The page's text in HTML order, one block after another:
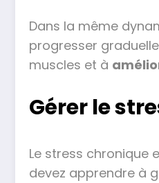
Dans la même
progresser
muscles et à
Gérer le
Le stress chronique
devez apprendre à